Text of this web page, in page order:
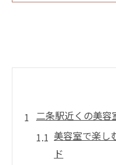
二条駅近くの美容
美容室で楽し
ド